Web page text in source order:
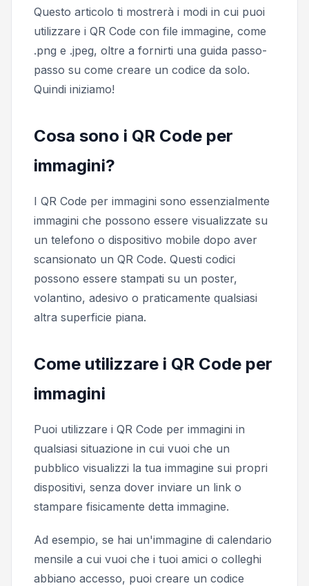
Questo articolo ti mostrerà i modi in cui puoi
utilizzare i QR Code con file immagine, come
.png e .jpeg, oltre a fornirti una guida passo-
passo su come creare un codice da solo.
Quindi iniziamo!
Cosa sono i QR Code per
immagini?
I QR Code per immagini sono essenzialmente
immagini che possono essere visualizzate su
un telefono o dispositivo mobile dopo aver
scansionato un QR Code. Questi codici
possono essere stampati su un poster,
volantino, adesivo o praticamente qualsiasi
altra superficie piana.
Come utilizzare i QR Code per
immagini
Puoi utilizzare i QR Code per immagini in
qualsiasi situazione in cui vuoi che un
pubblico visualizzi la tua immagine sui propri
dispositivi, senza dover inviare un link o
stampare fisicamente detta immagine.
Ad esempio, se hai un'immagine di calendario
mensile a cui vuoi che i tuoi amici o colleghi
abbiano accesso, puoi creare un codice